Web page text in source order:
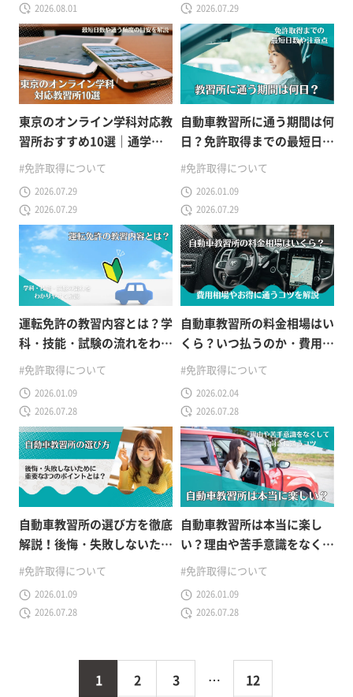
2026.08.01
2026.07.29
東京のオンライン学科対応教
習所おすすめ10選｜通学回
数を減らして効率よく免許取
#免許取得について
2026.07.29
2026.07.29
自動車教習所に通う期間は何
日？免許取得までの最短日数
や注意点を解説
#免許取得について
2026.01.09
2026.07.29
運転免許の教習内容とは？学
科・技能・試験の流れをわか
りやすく解説
#免許取得について
2026.01.09
2026.07.28
自動車教習所の料金相場はい
くら？いつ払うのか・費用内
訳やお得に通うコツを解説！
#免許取得について
2026.02.04
2026.07.28
自動車教習所の選び方を徹底
解説！後悔・失敗しないため
に重要な3つのポイントと
#免許取得について
2026.01.09
2026.07.28
自動車教習所は本当に楽し
い？理由や苦手意識をなくし
て前向きに通うコツ
#免許取得について
2026.01.09
2026.07.28
1 2 3 … 12